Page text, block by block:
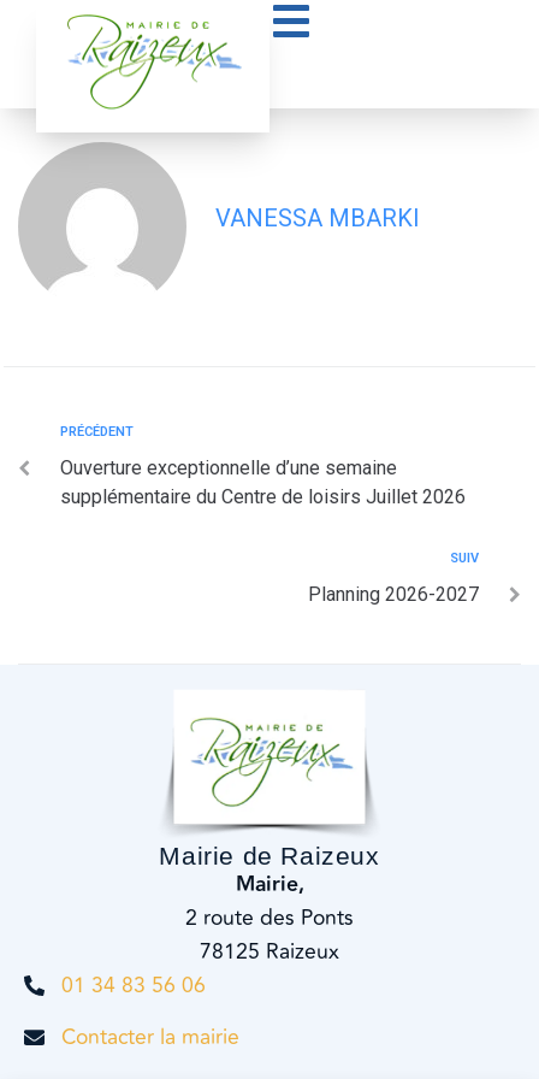
Règlement intérieur 2026-2027
VANESSA MBARKI
PRÉCÉDENT
Ouverture exceptionnelle d’une semaine
supplémentaire du Centre de loisirs Juillet 2026
SUIV
Planning 2026-2027
Mairie de Raizeux
Mairie,
2 route des Ponts
78125 Raizeux
01 34 83 56 06
Contacter la mairie